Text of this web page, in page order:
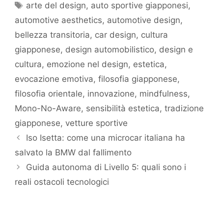
arte del design, auto sportive giapponesi,
automotive aesthetics, automotive design,
bellezza transitoria, car design, cultura
giapponese, design automobilistico, design e
cultura, emozione nel design, estetica,
evocazione emotiva, filosofia giapponese,
filosofia orientale, innovazione, mindfulness,
Mono-No-Aware, sensibilità estetica, tradizione
giapponese, vetture sportive
Iso Isetta: come una microcar italiana ha
salvato la BMW dal fallimento
Guida autonoma di Livello 5: quali sono i
reali ostacoli tecnologici